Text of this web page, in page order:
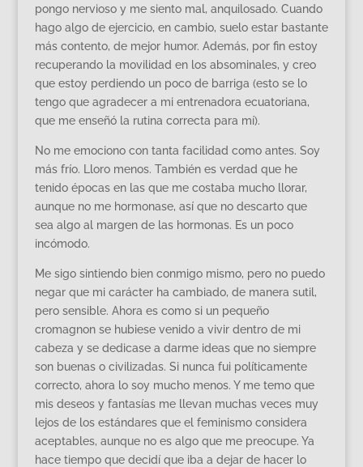
pongo nervioso y me siento mal, anquilosado. Cuando
hago algo de ejercicio, en cambio, suelo estar bastante
más contento, de mejor humor. Además, por fin estoy
recuperando la movilidad en los absominales, y creo
que estoy perdiendo un poco de barriga (esto se lo
tengo que agradecer a mi entrenadora ecuatoriana,
que me enseñó la rutina correcta para mí).
No me emociono con tanta facilidad como antes. Soy
más frío. Lloro menos. También es verdad que he
tenido épocas en las que me costaba mucho llorar,
aunque no me hormonase, así que no descarto que
sea algo al margen de las hormonas. Es un poco
incómodo.
Me sigo sintiendo bien conmigo mismo, pero no puedo
negar que mi carácter ha cambiado, de manera sutil,
pero sensible. Ahora es como si un pequeño
cromagnon se hubiese venido a vivir dentro de mi
cabeza y se dedicase a darme ideas que no siempre
son buenas o civilizadas. Si nunca fui políticamente
correcto, ahora lo soy mucho menos. Y me temo que
mis deseos y fantasías me llevan muchas veces muy
lejos de los estándares que el feminismo considera
aceptables, aunque no es algo que me preocupe. Ya
hace tiempo que decidí que iba a dejar de hacer lo